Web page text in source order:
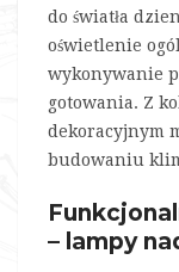
do światła
oświetlenie
wykonywanie
gotowania. Z
dekoracyjnym
budowaniu
– lampy